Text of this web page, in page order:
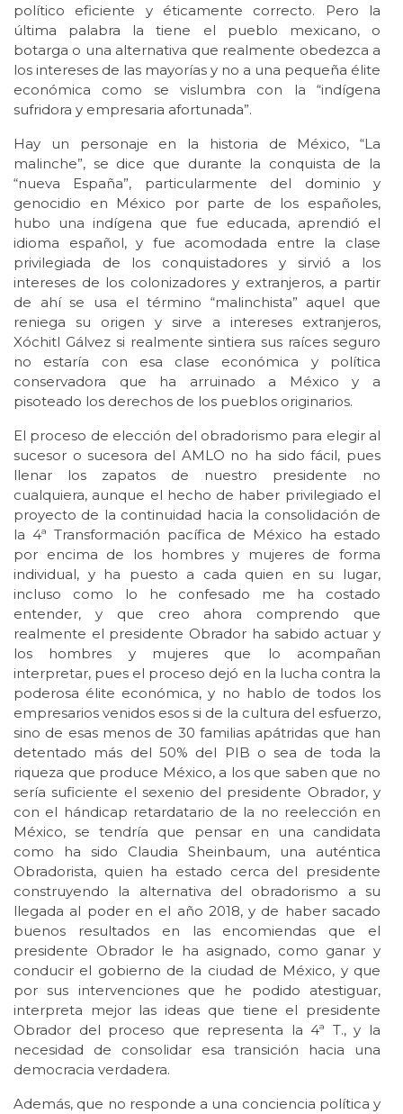
político eficiente y éticamente correcto. Pero la
última palabra la tiene el pueblo mexicano, o
botarga o una alternativa que realmente obedezca a
los intereses de las mayorías y no a una pequeña élite
económica como se vislumbra con la “indígena
sufridora y empresaria afortunada”.
Hay un personaje en la historia de México, “La
malinche”, se dice que durante la conquista de la
“nueva España”, particularmente del dominio y
genocidio en México por parte de los españoles,
hubo una indígena que fue educada, aprendió el
idioma español, y fue acomodada entre la clase
privilegiada de los conquistadores y sirvió a los
intereses de los colonizadores y extranjeros, a partir
de ahí se usa el término “malinchista” aquel que
reniega su origen y sirve a intereses extranjeros,
Xóchitl Gálvez si realmente sintiera sus raíces seguro
no estaría con esa clase económica y política
conservadora que ha arruinado a México y a
pisoteado los derechos de los pueblos originarios.
El proceso de elección del obradorismo para elegir al
sucesor o sucesora del AMLO no ha sido fácil, pues
llenar los zapatos de nuestro presidente no
cualquiera, aunque el hecho de haber privilegiado el
proyecto de la continuidad hacia la consolidación de
la 4ª Transformación pacífica de México ha estado
por encima de los hombres y mujeres de forma
individual, y ha puesto a cada quien en su lugar,
incluso como lo he confesado me ha costado
entender, y que creo ahora comprendo que
realmente el presidente Obrador ha sabido actuar y
los hombres y mujeres que lo acompañan
interpretar, pues el proceso dejó en la lucha contra la
poderosa élite económica, y no hablo de todos los
empresarios venidos esos si de la cultura del esfuerzo,
sino de esas menos de 30 familias apátridas que han
detentado más del 50% del PIB o sea de toda la
riqueza que produce México, a los que saben que no
sería suficiente el sexenio del presidente Obrador, y
con el hándicap retardatario de la no reelección en
México, se tendría que pensar en una candidata
como ha sido Claudia Sheinbaum, una auténtica
Obradorista, quien ha estado cerca del presidente
construyendo la alternativa del obradorismo a su
llegada al poder en el año 2018, y de haber sacado
buenos resultados en las encomiendas que el
presidente Obrador le ha asignado, como ganar y
conducir el gobierno de la ciudad de México, y que
por sus intervenciones que he podido atestiguar,
interpreta mejor las ideas que tiene el presidente
Obrador del proceso que representa la 4ª T., y la
necesidad de consolidar esa transición hacia una
democracia verdadera.
Además, que no responde a una conciencia política y